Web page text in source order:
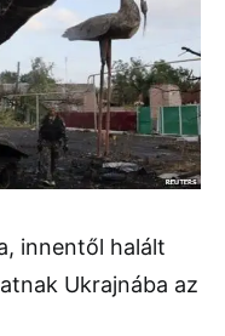
innentől halált
Ukrajnába az